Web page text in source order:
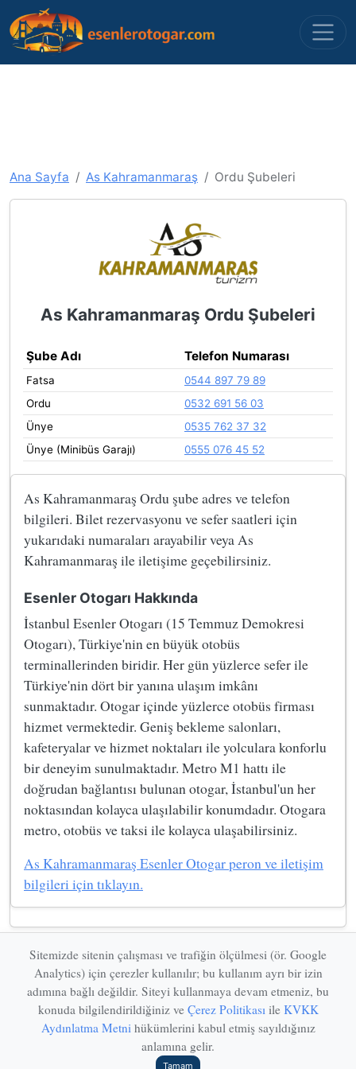
Ana Sayfa As Kahramanmaraş Ordu Şubeleri
As Kahramanmaraş Ordu Şubeleri
Şube Adı Telefon Numarası
Fatsa
0544 897 79 89
Ordu
0532 691 56 03
Ünye
0535 762 37 32
Ünye (Minibüs Garajı)
0555 076 45 52
As Kahramanmaraş Ordu şube adres ve telefon
bilgileri. Bilet rezervasyonu ve sefer saatleri için
yukarıdaki numaraları arayabilir veya As
Kahramanmaraş ile iletişime geçebilirsiniz.
Esenler Otogarı Hakkında
İstanbul Esenler Otogarı (15 Temmuz Demokresi
Otogarı), Türkiye'nin en büyük otobüs
terminallerinden biridir. Her gün yüzlerce sefer ile
Türkiye'nin dört bir yanına ulaşım imkânı
sunmaktadır. Otogar içinde yüzlerce otobüs firması
hizmet vermektedir. Geniş bekleme salonları,
kafeteryalar ve hizmet noktaları ile yolculara konforlu
bir deneyim sunulmaktadır. Metro M1 hattı ile
doğrudan bağlantısı bulunan otogar, İstanbul'un her
noktasından kolayca ulaşılabilir konumdadır. Otogara
metro, otobüs ve taksi ile kolayca ulaşabilirsiniz.
As Kahramanmaraş Esenler Otogar peron ve iletişim
bilgileri için tıklayın.
Sitemizde sitenin çalışması ve trafiğin ölçülmesi (ör. Google
Analytics) için çerezler kullanılır; bu kullanım ayrı bir izin
adımına bağlı değildir. Siteyi kullanmaya devam etmeniz, bu
konuda bilgilendirildiğiniz ve Çerez Politikasıile KVKK
Aydınlatma Metnihükümlerini kabul etmiş sayıldığınız
anlamına gelir.
Tamam
Esenler Otogar | Otobüs Firmaları, Peron ve İletişim
Bu site bilgi amaçlıdır. Resmi kurum veya yönetim değildir. Güncel bilgiler
için ilgili firmalarla iletişime geçiniz.
Çerez Politikası